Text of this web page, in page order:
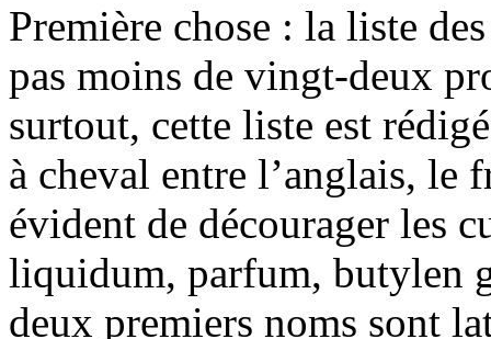
Première chose : la liste
pas moins de vingt-deux
surtout, cette liste est
à cheval entre l’anglais, le
évident de décourager les
liquidum, parfum, butylen
deux premiers noms sont